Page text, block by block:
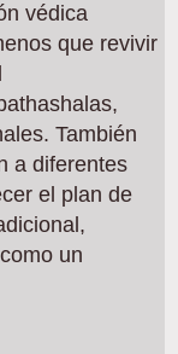
védica
que revivir
También
a diferentes
el plan de
un